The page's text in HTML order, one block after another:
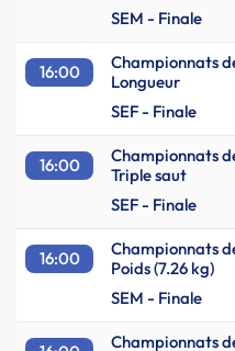
SEM - Finale
16:00
Championnats
Longueur
SEF - Finale
16:00
Championnats
Triple saut
SEF - Finale
16:00
Championnats
Poids (7.26 kg)
SEM - Finale
Championnats